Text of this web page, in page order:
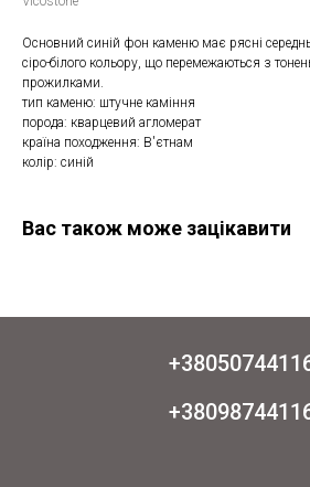
Основний синій фон каменю має рясні
сіро-білого кольору, що перемежаються з
прожилками.
тип каменю: штучне каміння
порода: кварцевий агломерат
країна походження: В'єтнам
колір: синій
Вас також може зацікавити